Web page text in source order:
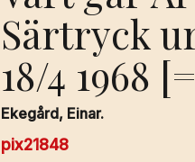
Särtryck
18/4 1968
Ekegård, Einar.
pix21848